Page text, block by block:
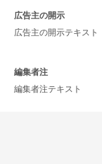
広告主の開示
広告主の開示テキスト
編集者注
編集者注テキスト